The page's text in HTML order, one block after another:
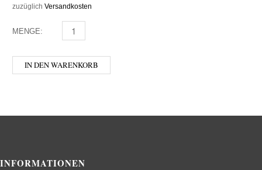
zuzüglich Versandkosten
MENGE: DIPLOMATICO 0,35 MENGE
IN DEN WARENKORB
INFORMATIONEN